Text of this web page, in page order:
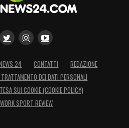
24 CONTATTI
REDAZIONE
DEI DATI PERSONALI
SUI COOKIE (COOKIE POLICY)
SPORT REVIEW